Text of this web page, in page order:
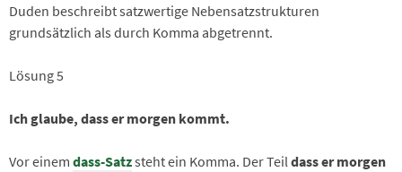
Duden beschreibt satzwertige Nebensatzstrukturen
grundsätzlich als durch Komma abgetrennt.
Lösung 5
Ich glaube, dass er morgen kommt.
Vor einem dass-Satzsteht ein Komma. Der Teildass er morgen